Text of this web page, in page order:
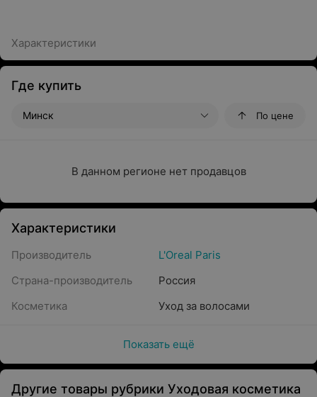
Характеристики
Где купить
Минск По цене
В данном регионе нет продавцов
Характеристики
Производитель
L'Oreal Paris
Страна-производитель
Россия
Косметика
Уход за волосами
Показать ещё
Другие товары рубрики Уходовая косметика